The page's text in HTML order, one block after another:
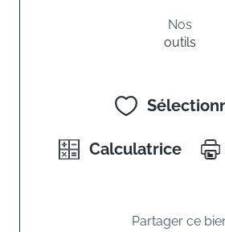
Nos
outils
Calculatrice
Partager ce